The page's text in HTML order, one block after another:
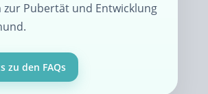
zur Pubertät und Entwicklung
zu den FAQs